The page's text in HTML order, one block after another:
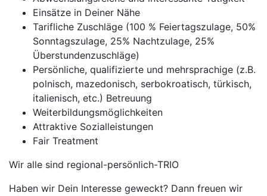
Einsätze in Deiner Nähe
Tarifliche Zuschläge (100 % Feiertagszulage, 50%
Sonntagszulage, 25% Nachtzulage, 25%
Überstundenzuschläge)
Persönliche, qualifizierte und mehrsprachige (z.B.
polnisch, mazedonisch, serbokroatisch, türkisch,
italienisch, etc.) Betreuung
Weiterbildungsmöglichkeiten
Attraktive Sozialleistungen
Fair Treatment
Wir alle sind regional-persönlich-TRIO
Haben wir Dein Interesse geweckt? Dann freuen wir